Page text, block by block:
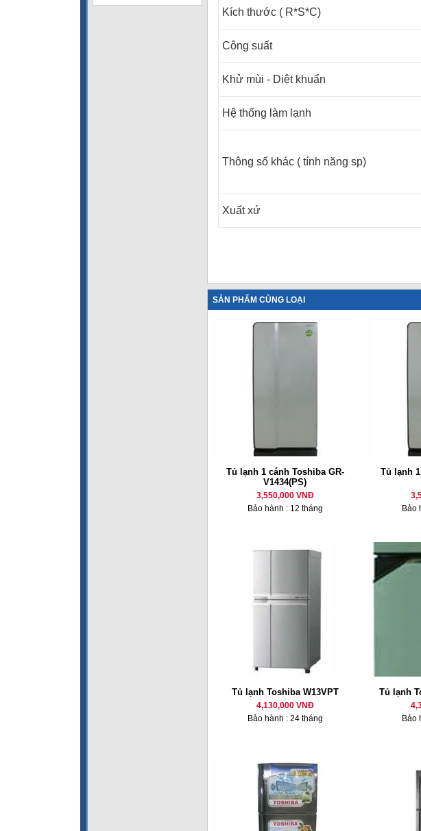
Kích thước ( R*S*C)
Công suất
Khử mùi - Diệt khuẩn
Hệ thống làm lạnh
Thông số khác ( tính năng sp)
Xuất xứ
SẢN PHẨM CÙNG LOẠI
Tủ lạnh 1 cánh Toshiba GR-
V1434(PS)
3,550,000 VNĐ
Bảo hành : 12 tháng
Tủ lạnh
Bảo
Tủ lạnh Toshiba W13VPT
4,130,000 VNĐ
Bảo hành : 24 tháng
Tủ lạnh
Bảo